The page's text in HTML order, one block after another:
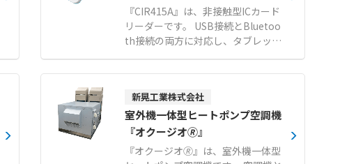
『CIR415A』は、非接触型ICカード
リーダーです。 USB接続とBluetoo
th接続の両方に対応し、タブレット
やPCとワイヤレスで連携可能です。
ケーブルでつなぐ必要がなく、受付
ます。 介護情報基盤プロジェクト助
成金対象のマイナンバーカード読取
り用汎用カードリーダー認定モデル
です。 マイナンバーカードをはじ
め、IC免許証やHPKIカードなどさま
新晃工業株式会社
室外機一体型ヒートポンプ空調機
『オクージオ🄬』
『オクージオ🄬』は、室外機一体型